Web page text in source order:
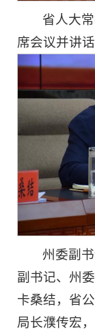
省人大
席会议并讲话
州委副
副书记、州
卡桑结，省
局长濮传宏